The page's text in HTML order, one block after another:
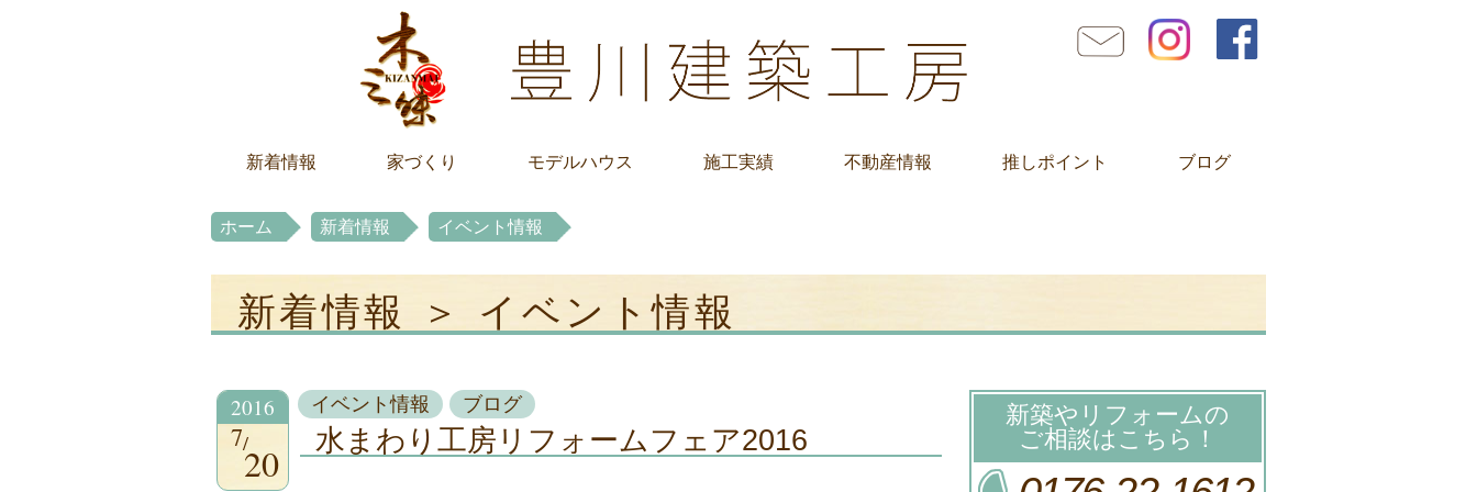
新着情報 家づくり モデルハウス 施工実績 不動産情報 推しポイント ブログ
ホーム 新着情報 イベント情報
新着情報 ＞ イベント情報
2016
7
20
イベント情報 ブログ
水まわり工房リフォームフェア2016
新築やリフォームの
ご相談はこちら！